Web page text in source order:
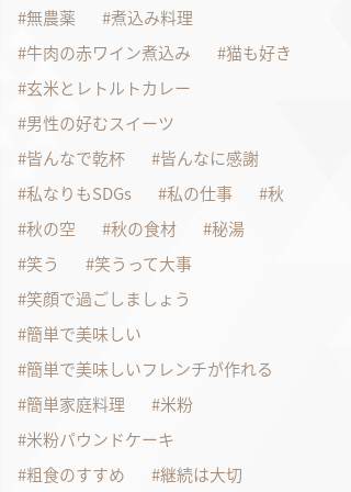
無農薬
煮込み料理
牛肉の赤ワイン煮込み
猫も好き
玄米とレトルトカレー
男性の好むスイーツ
皆んなで乾杯
皆んなに感謝
私なりもSDGs
私の仕事
秋
秋の空
秋の食材
秘湯
笑う
笑うって大事
笑顔で過ごしましょう
簡単で美味しい
簡単で美味しいフレンチが作れる
簡単家庭料理
米粉
米粉パウンドケーキ
粗食のすすめ
継続は大切